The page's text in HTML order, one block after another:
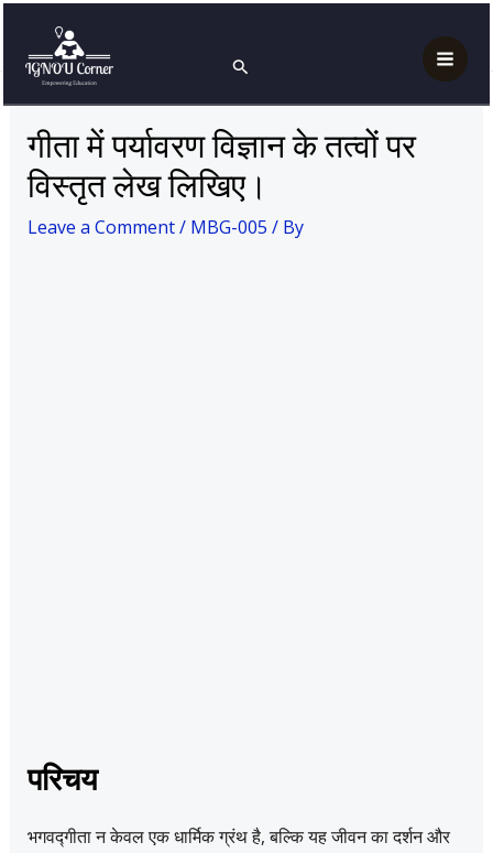
content
Search
गीता में पर्यावरण विज्ञान के तत्वों पर विस्तृत लेख लिखिए।
गीता में पर्यावरण विज्ञान के तत्वों पर
विस्तृत लेख लिखिए।
Leave a Comment/ MBG-005 / By
परिचय
भगवद्गीता न केवल एक धार्मिक ग्रंथ है, बल्कि यह जीवन का दर्शन और
navigation